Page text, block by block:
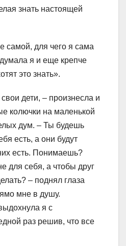
знать настоящей
самой, для чего я сама
я и еще крепче
это знать».
дети, – произнесла и
колючки на маленькой
дум. – Ты будешь
есть, а они будут
есть. Понимаешь?
для себя, а чтобы друг
– поднял глаза
мне в душу.
я с
раз решив, что все